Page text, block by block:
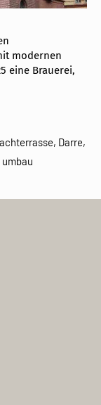
modernen
eine Brauerei,
, Darre,
umbau